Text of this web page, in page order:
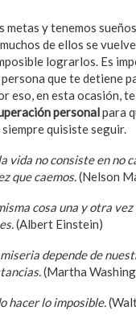
metas y tenemos
de ellos se
lograrlos. Es
que te detiene
eso, en esta ocasión,
personalpara
quisiste seguir.
vida no consiste en no
que caemos.(Nelson
cosa una y otra
(Albert Einstein)
depende de
(Martha
hacer lo imposible.